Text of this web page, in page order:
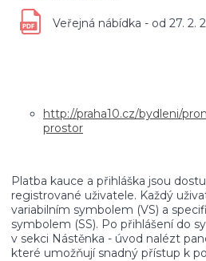
Veřejná nábídka - od 27. 2.
http://praha10.cz/bydleni/
prostor
Platba kauce a přihláška jsou
registrované uživatele. Každý
variabilním symbolem (VS) a
symbolem (SS). Po přihlášení do
v sekci Nástěnka - úvod nalézt
které umožňují snadný přístup k